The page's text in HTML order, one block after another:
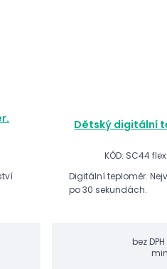
Dětský digitální
KÓD: SC44 flex
Digitální teploměr.
po 30 sekundách.
bez DPH